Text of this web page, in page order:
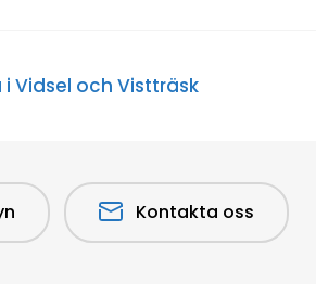
Vidsel och Vistträsk
Kontakta oss